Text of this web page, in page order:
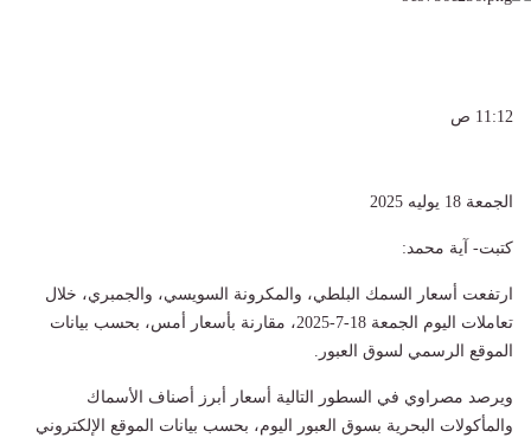
11:12 ص
الجمعة 18 يوليه 2025
كتبت- آية محمد:
ارتفعت أسعار السمك البلطي، والمكرونة السويسي، والجمبري، خلال
تعاملات اليوم الجمعة 18-7-2025، مقارنة بأسعار أمس، بحسب بيانات
الموقع الرسمي لسوق العبور.
ويرصد مصراوي في السطور التالية أسعار أبرز أصناف الأسماك
والمأكولات البحرية بسوق العبور اليوم، بحسب بيانات الموقع الإلكتروني